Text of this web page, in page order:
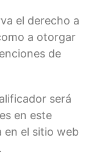
el derecho a
a otorgar
de
será
en este
en el sitio web